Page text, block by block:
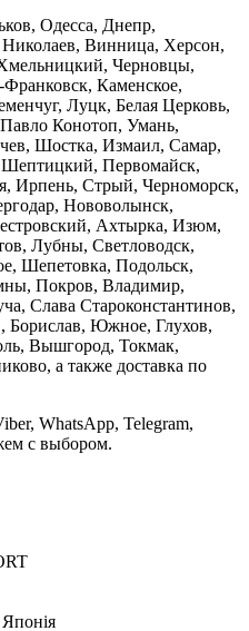
Одесса, Днепр,
Винница, Херсон,
Черновцы,
Каменское,
Луцк, Белая Церковь,
Конотоп, Умань,
Шостка, Измаил, Самар,
Первомайск,
Ирпень, Стрый, Черноморск,
Нововолынск,
Ахтырка, Изюм,
Лубны, Светловодск,
Шепетовка, Подольск,
Покров, Владимир,
Слава Староконстантинов,
Борислав, Южное, Глухов,
Вышгород, Токмак,
а также доставка по
WhatsApp, Telegram,
с выбором.
Японія